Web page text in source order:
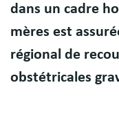
dans un cadre
mères est
régional de
obstétricales